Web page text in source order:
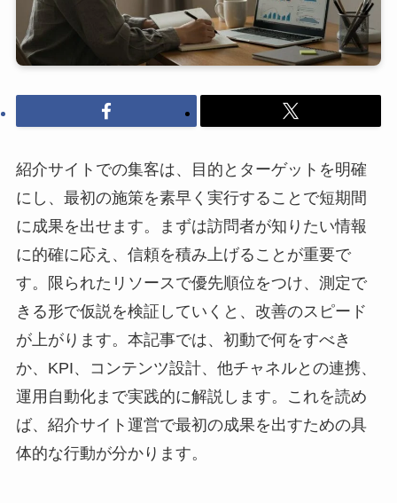
紹介サイトでの集客は、目的とターゲットを明確
にし、最初の施策を素早く実行することで短期間
に成果を出せます。まずは訪問者が知りたい情報
に的確に応え、信頼を積み上げることが重要で
す。限られたリソースで優先順位をつけ、測定で
きる形で仮説を検証していくと、改善のスピード
が上がります。本記事では、初動で何をすべき
か、KPI、コンテンツ設計、他チャネルとの連携、
運用自動化まで実践的に解説します。これを読め
ば、紹介サイト運営で最初の成果を出すための具
体的な行動が分かります。